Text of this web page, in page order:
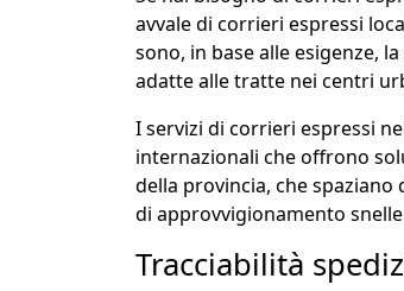
avvale di corrieri espressi
sono, in base alle esigenze,
adatte alle tratte nei centri
I servizi di corrieri espressi
internazionali che offrono
della provincia, che
di approvvigionamento
Tracciabilità